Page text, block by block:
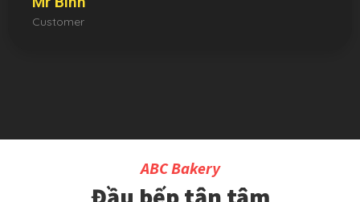
Customer
ABC Bakery